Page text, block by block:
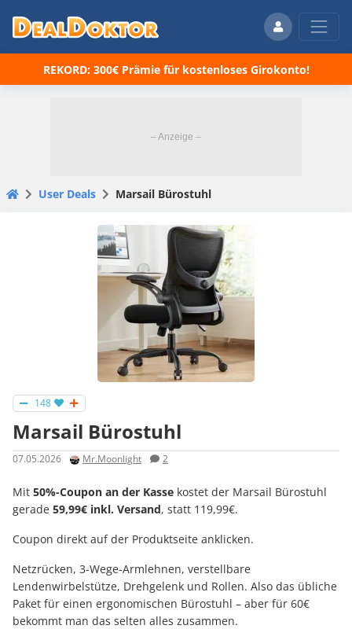
REKORD: 300€ Prämie für kostenloses Girokonto!
User Deals Marsail Bürostuhl
148
Marsail Bürostuhl
07.05.2026 Mr.Moonlight 2
Mit 50%-Coupon an der Kasse kostet der Marsail Bürostuhl
gerade 59,99€ inkl. Versand, statt 119,99€.
Coupon direkt auf der Produktseite anklicken.
Netzrücken, 3-Wege-Armlehnen, verstellbare
Lendenwirbelstütze, Drehgelenk und Rollen. Also das übliche
Paket für einen ergonomischen Bürostuhl – aber für 60€
bekommt man das selten alles zusammen.